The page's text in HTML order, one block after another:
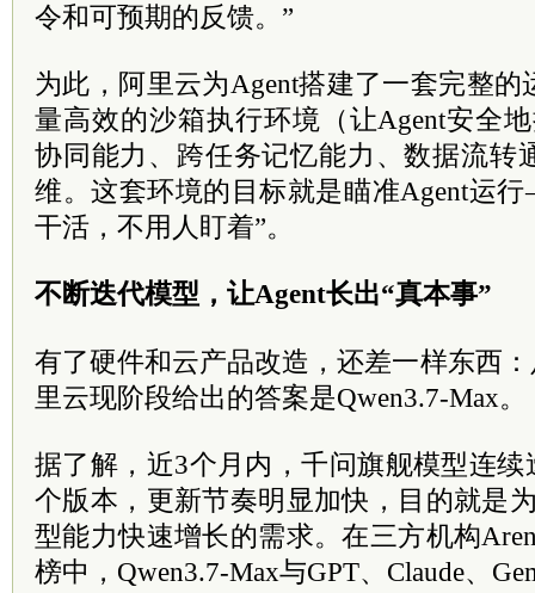
令和可预期的反馈。”
为此，阿里云为Agent搭建了一套完整
量高效的沙箱执行环境（让Agent安全
协同能力、跨任务记忆能力、数据流转
维。这套环境的目标就是瞄准Agent运
干活，不用人盯着”。
不断迭代模型，让Agent长出“真本事”
有了硬件和云产品改造，还差一样东西
里云现阶段给出的答案是Qwen3.7-Max。
据了解，近3个月内，千问旗舰模型连续
个版本，更新节奏明显加快，目的就是
型能力快速增长的需求。在三方机构
榜中，Qwen3.7-Max与GPT、Claude、